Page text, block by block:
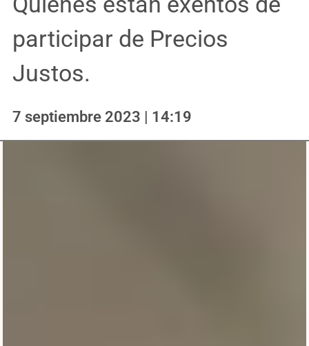
participar de Precios
Justos.
7 septiembre 2023 | 14:19